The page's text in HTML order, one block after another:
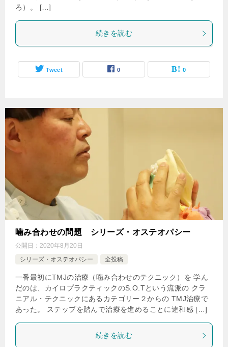
ろ）。 […]
続きを読む
Tweet 0 0
噛み合わせの問題 シリーズ・オステオパシー
公開日： 2020年8月20日
シリーズ・オステオパシー
全投稿
一番最初にTMJの治療（噛み合わせのテクニック）を 学ん
だのは、カイロプラクティックのS.O.Tという流派の クラ
ニアル・テクニックにあるカテゴリー２からの TMJ治療で
あった。 ステップを踏んで治療を進めることに違和感 […]
続きを読む